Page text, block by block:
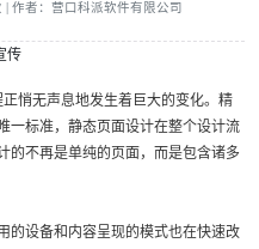
作者：营口科派软件有限公司
传
悄无声息地发生着巨大的变化。精
一标准，静态页面设计在整个设计流
的不再是单纯的页面，而是包含诸多
的设备和内容呈现的模式也在快速改